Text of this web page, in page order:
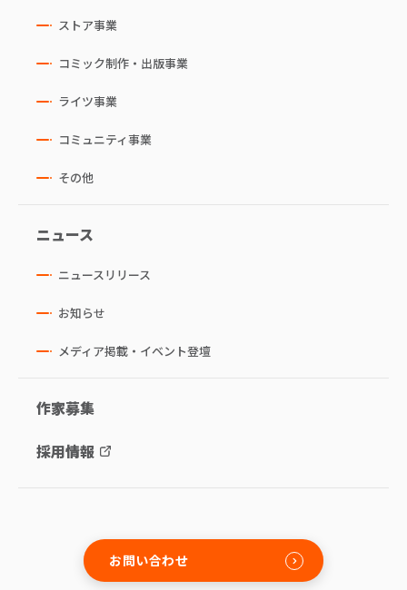
ストア事業
コミック制作・出版事業
ライツ事業
コミュニティ事業
その他
ニュース
ニュースリリース
お知らせ
メディア掲載・イベント登壇
作家募集
採用情報
お問い合わせ